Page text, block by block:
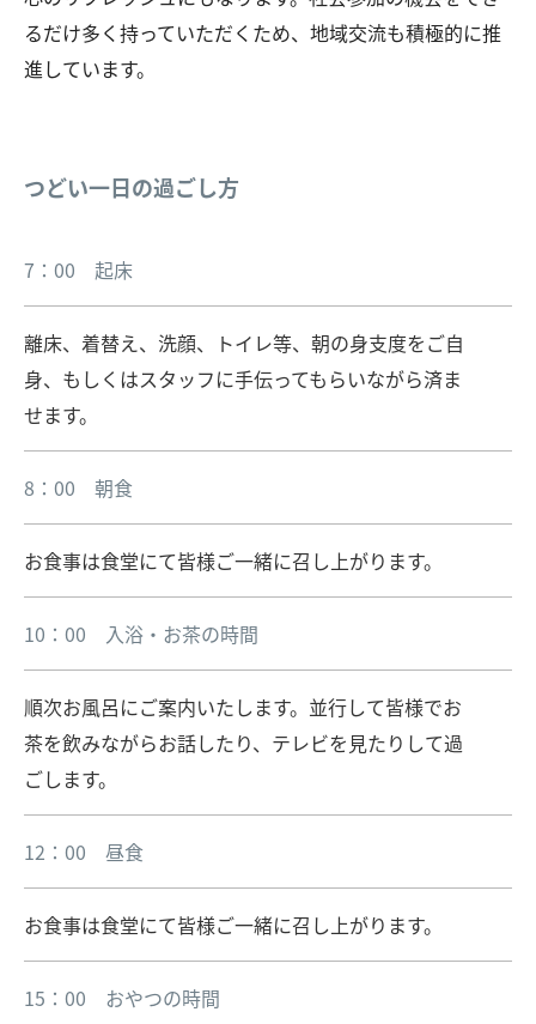
るだけ多く持っていただくため、地域交流も積極的に推
進しています。
つどい一日の過ごし方
7：00 起床
離床、着替え、洗顔、トイレ等、朝の身支度をご自
身、もしくはスタッフに手伝ってもらいながら済ま
せます。
8：00 朝食
お食事は食堂にて皆様ご一緒に召し上がります。
10：00 入浴・お茶の時間
順次お風呂にご案内いたします。並行して皆様でお
茶を飲みながらお話したり、テレビを見たりして過
ごします。
12：00 昼食
お食事は食堂にて皆様ご一緒に召し上がります。
15：00 おやつの時間